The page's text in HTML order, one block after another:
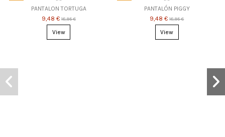
PANTALON TORTUGA
9,48 €18,95 €
View
PANTALÓN PIGGY
9,48 €18,95 €
View